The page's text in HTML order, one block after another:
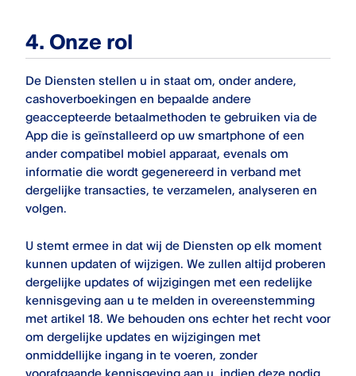
4. Onze rol
De Diensten stellen u in staat om, onder andere,
cashoverboekingen en bepaalde andere
geaccepteerde betaalmethoden te gebruiken via de
App die is geïnstalleerd op uw smartphone of een
ander compatibel mobiel apparaat, evenals om
informatie die wordt gegenereerd in verband met
dergelijke transacties, te verzamelen, analyseren en
volgen.
U stemt ermee in dat wij de Diensten op elk moment
kunnen updaten of wijzigen. We zullen altijd proberen
dergelijke updates of wijzigingen met een redelijke
kennisgeving aan u te melden in overeenstemming
met artikel 18. We behouden ons echter het recht voor
om dergelijke updates en wijzigingen met
onmiddellijke ingang in te voeren, zonder